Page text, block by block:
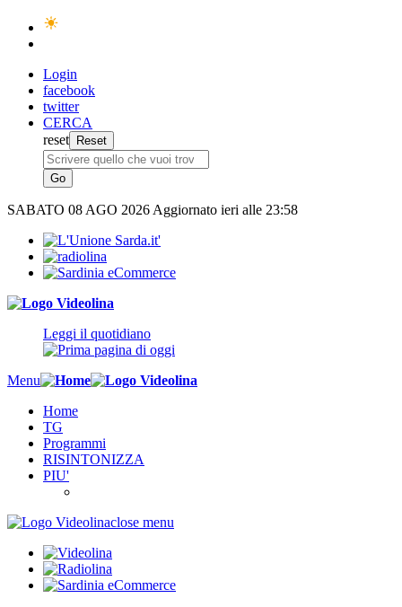
Login
facebook
twitter
CERCA
reset
SABATO 08 AGO 2026 Aggiornato ieri alle 23:58
Leggi il quotidiano
Menu
Home
TG
Programmi
RISINTONIZZA
PIU'
close menu